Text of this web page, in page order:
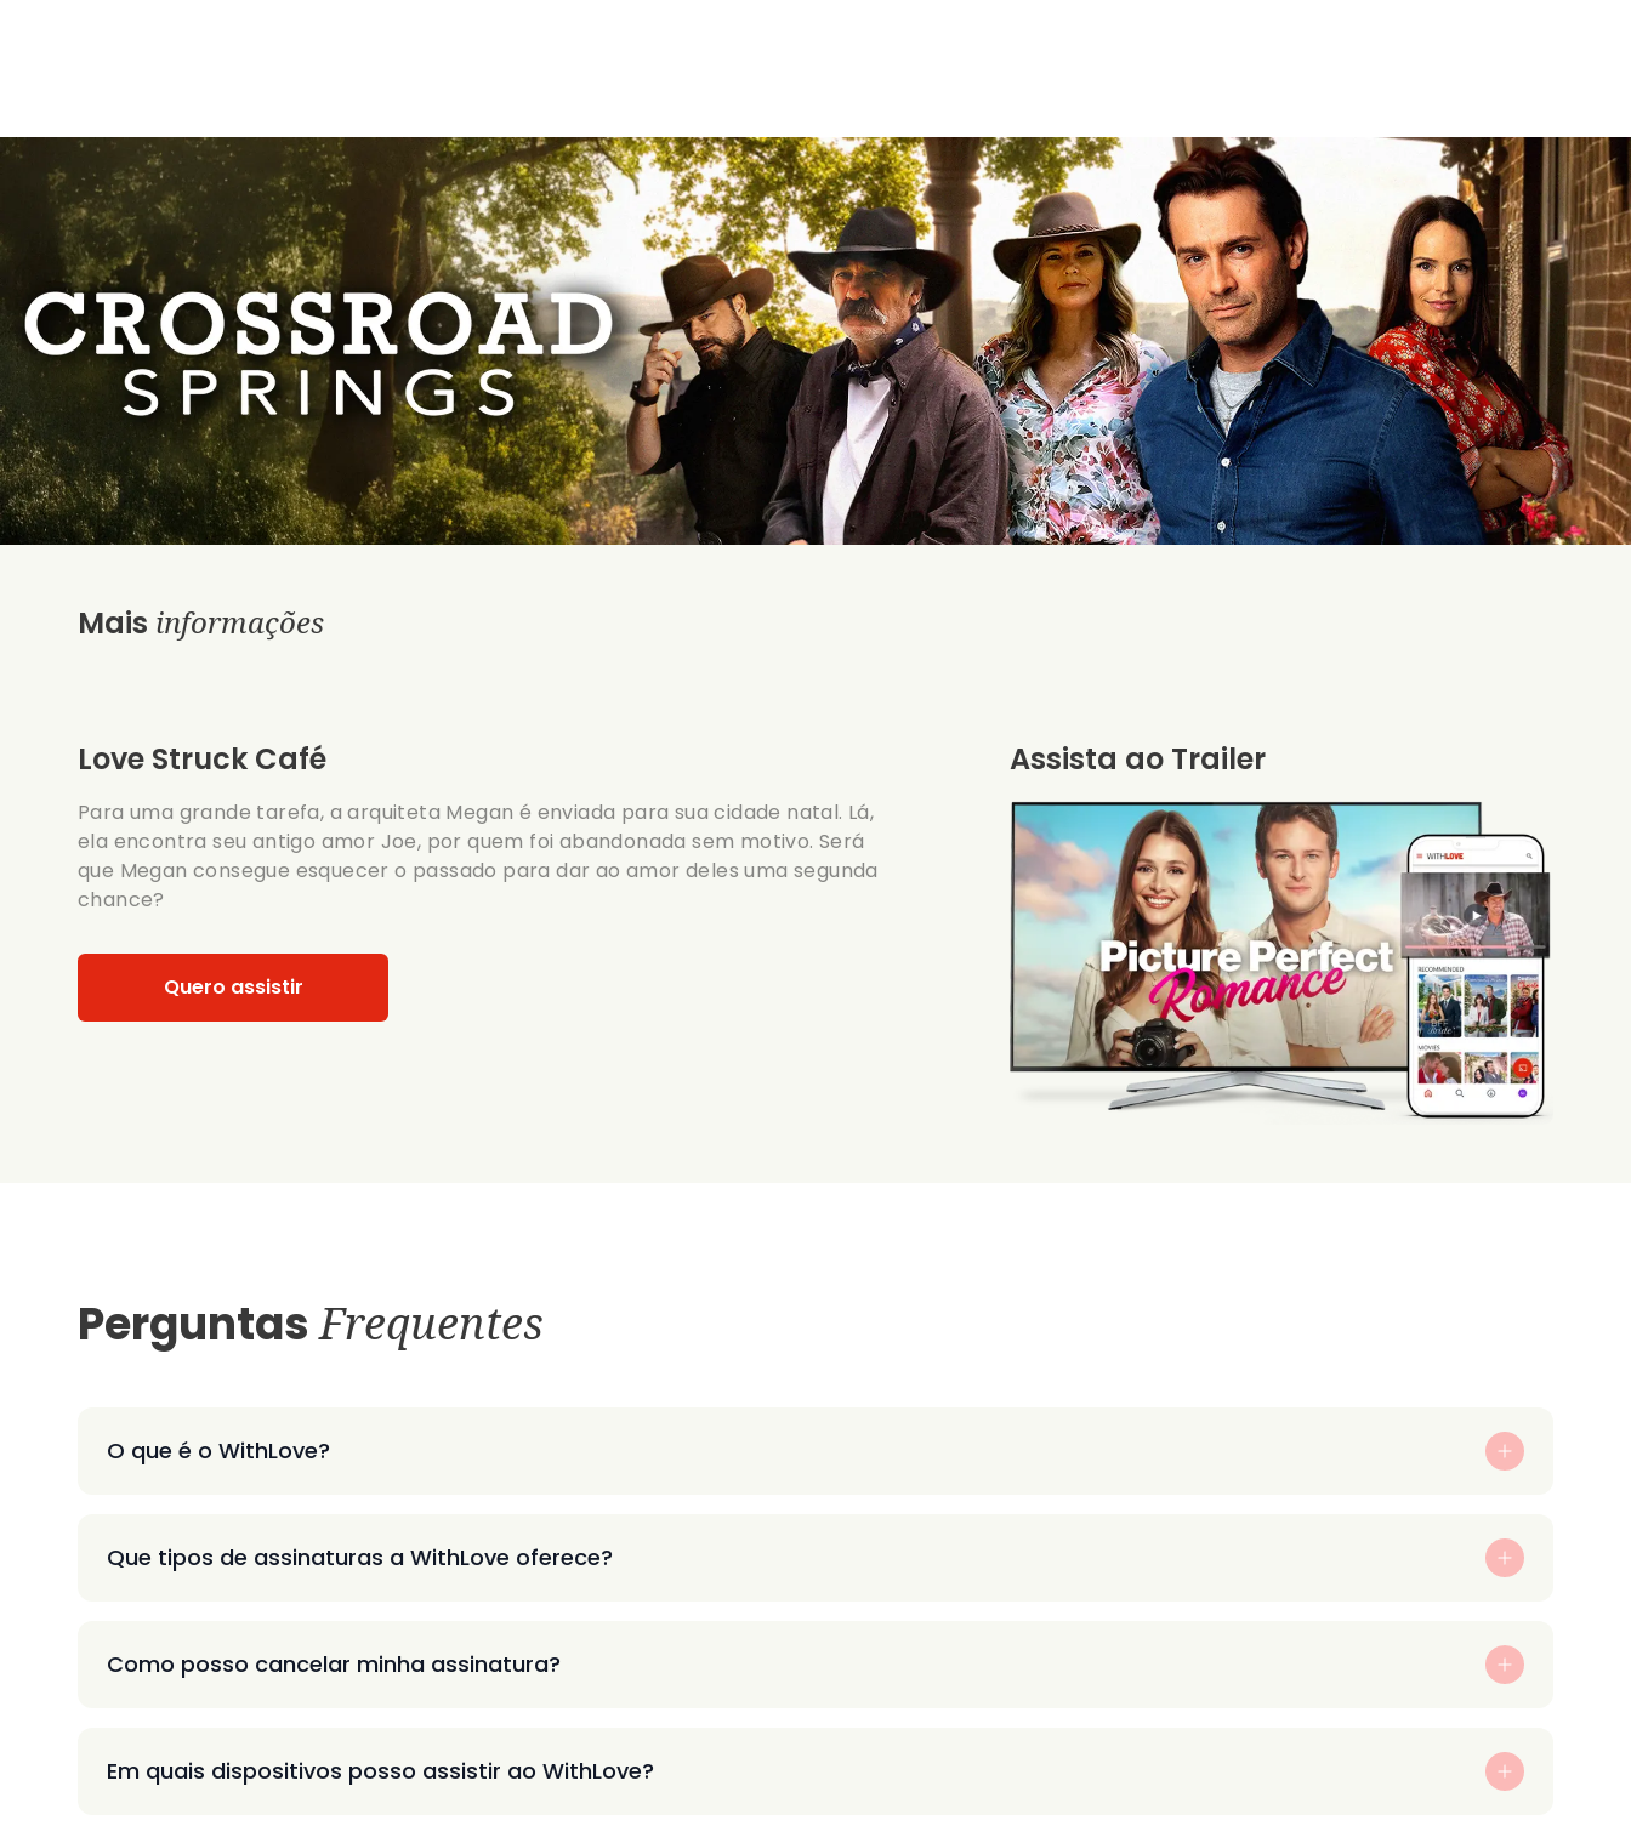
Mais informações
Love Struck Café
Para uma grande tarefa, a arquiteta Megan é enviada para sua cidade natal. Lá,
ela encontra seu antigo amor Joe, por quem foi abandonada sem motivo. Será
que Megan consegue esquecer o passado para dar ao amor deles uma segunda
chance?
Quero assistir
Assista ao Trailer
PerguntasFrequentes
O que é o WithLove?
Que tipos de assinaturas a WithLove oferece?
Como posso cancelar minha assinatura?
Em quais dispositivos posso assistir ao WithLove?